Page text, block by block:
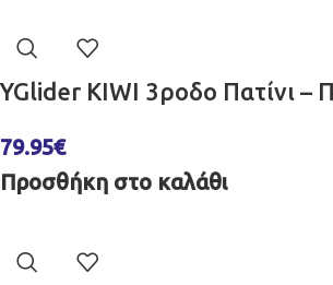
YGlider KIWI 3ροδο Πατίνι –
79.95€
Προσθήκη στο καλάθι